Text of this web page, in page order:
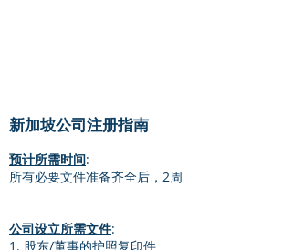
新加坡公司注册指南
预计所需时间:
​所有必要文件准备齐全后，2周
公司设立所需文件:
1. 股东/董事的护照复印件